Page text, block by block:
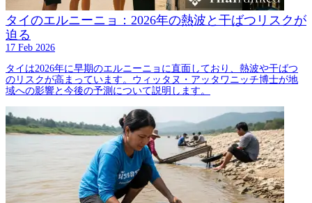
タイのエルニーニョ：2026年の熱波と干ばつリスクが
迫る
17 Feb 2026
タイは2026年に早期のエルニーニョに直面しており、熱波や干ばつ
のリスクが高まっています。ウィッタヌ・アッタワニッチ博士が地
域への影響と今後の予測について説明します。